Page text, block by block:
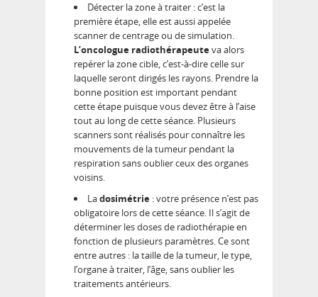
Détecter la zone à traiter : c’est la
première étape, elle est aussi appelée
scanner de centrage ou de simulation.
L’oncologue radiothérapeuteva alors
repérer la zone cible, c’est-à-dire celle sur
laquelle seront dirigés les rayons. Prendre la
bonne position est important pendant
cette étape puisque vous devez être à l’aise
tout au long de cette séance. Plusieurs
scanners sont réalisés pour connaître les
mouvements de la tumeur pendant la
respiration sans oublier ceux des organes
voisins.
Ladosimétrie : votre présence n’est pas
obligatoire lors de cette séance. Il s’agit de
déterminer les doses de radiothérapie en
fonction de plusieurs paramètres. Ce sont
entre autres : la taille de la tumeur, le type,
l’organe à traiter, l’âge, sans oublier les
traitements antérieurs.